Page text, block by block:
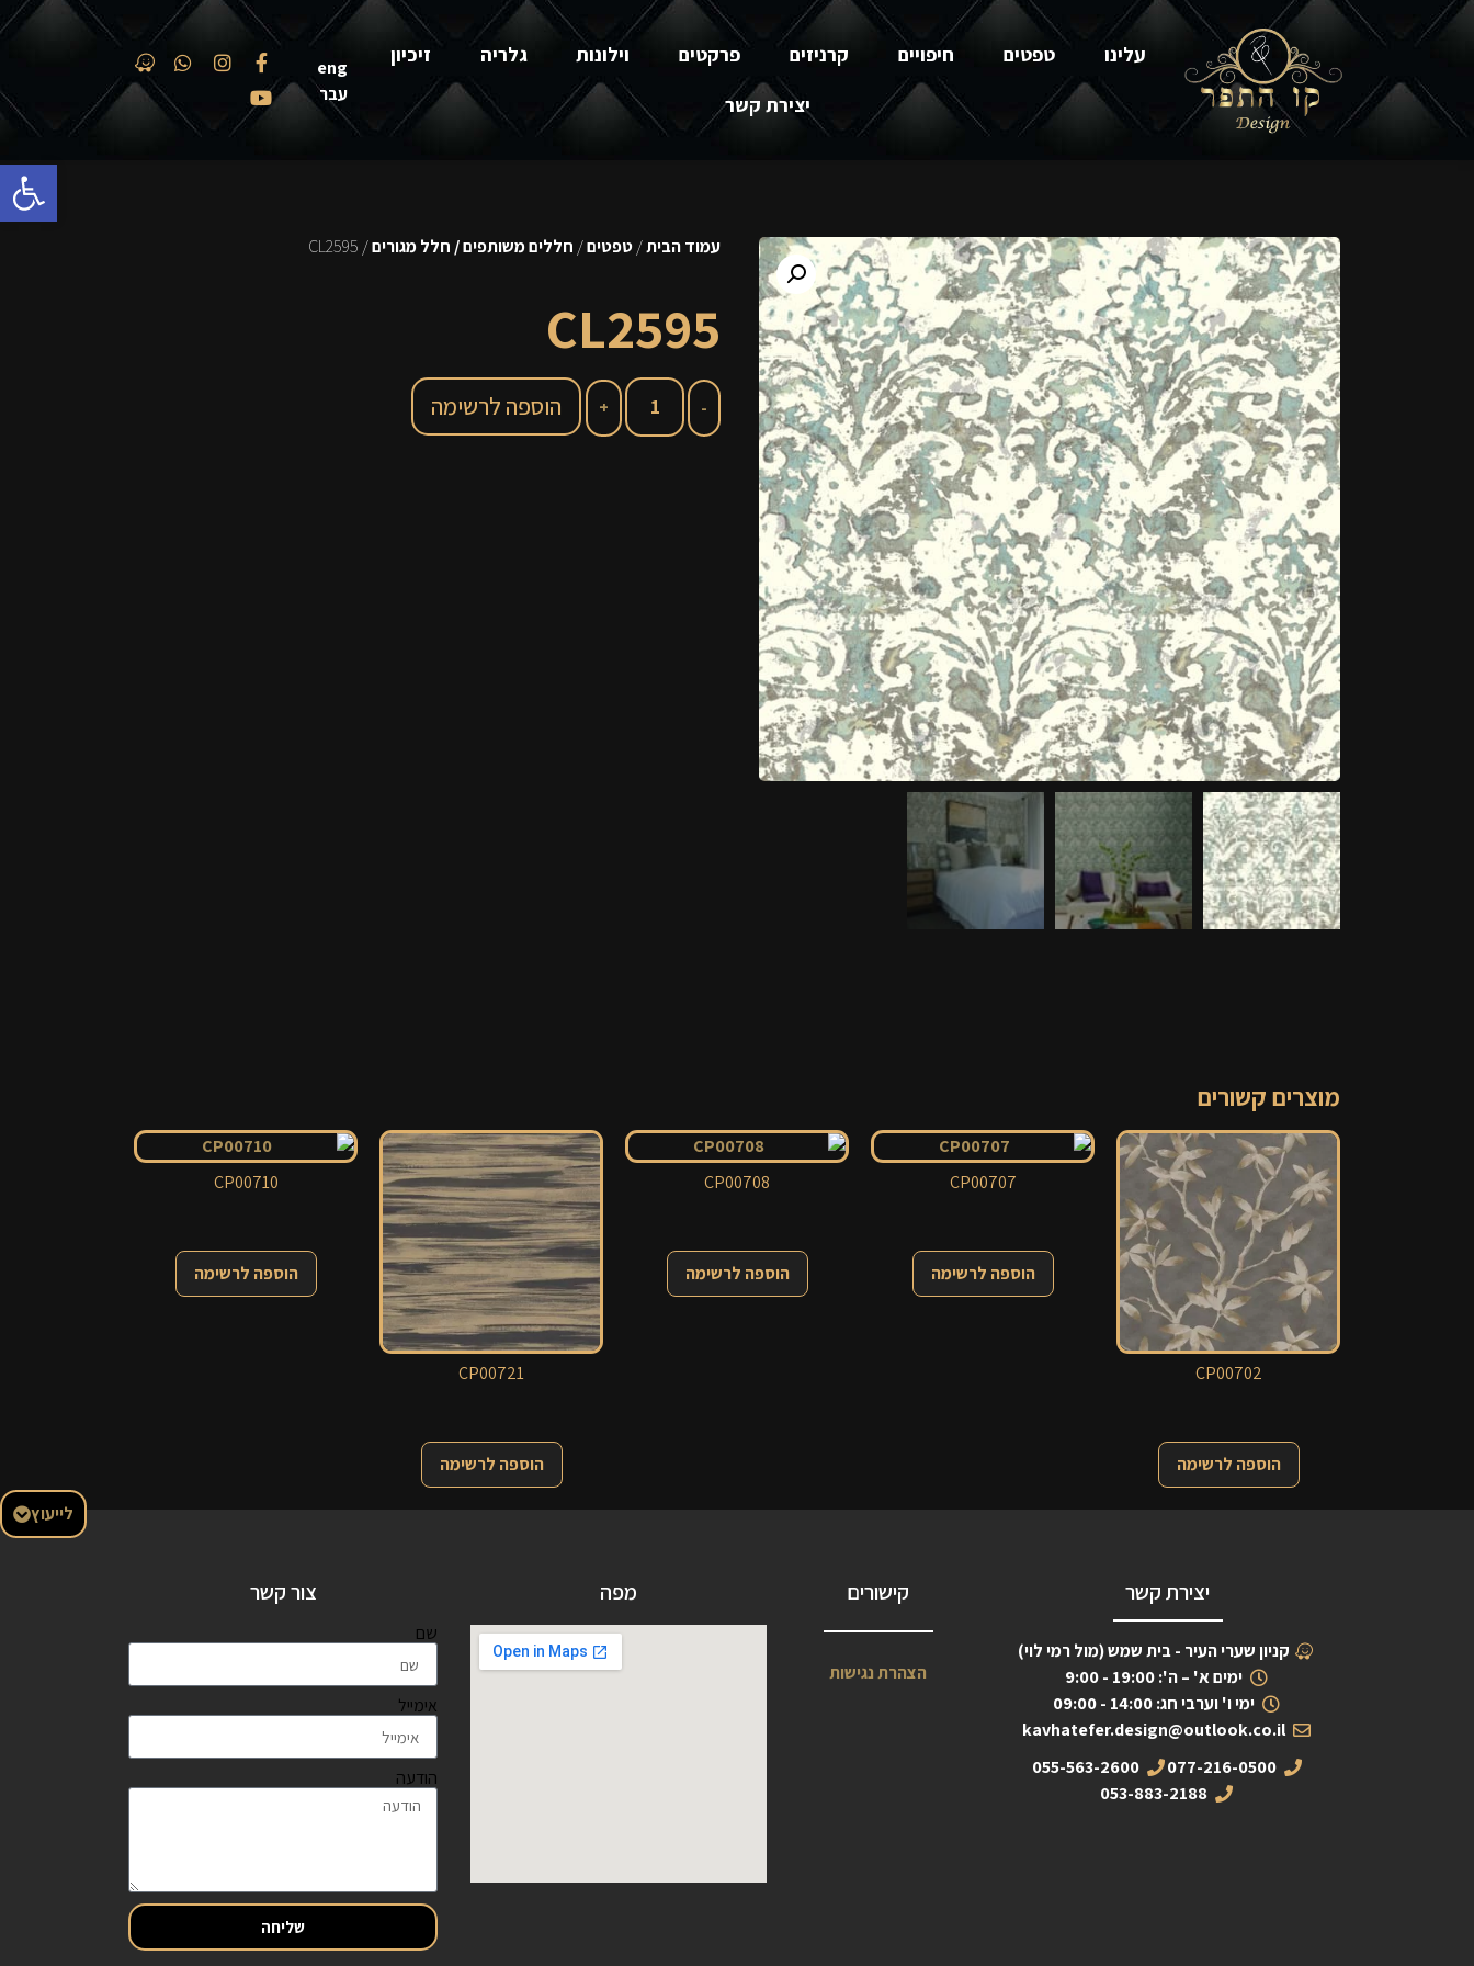
פתח
עלינו טפטים חיפויים קרניזים פרקטים וילונות גלריה
זיכיון
יצירת קשר
לייעוץ
eng
עבר
עמוד הבית/טפטים/ חללים משותפים / חלל מגורים/ CL2595
CL2595
הוספה לרשימה
מוצרים קשורים
CP00702
הוספה לרשימה
CP00707
הוספה לרשימה
CP00708
הוספה לרשימה
CP00721
הוספה לרשימה
CP00710
הוספה לרשימה
יצירת קשר
קניון שערי העיר - בית שמש (מול רמי לוי)
ימים א' – ה': 19:00 - 9:00
ימי ו' וערבי חג: 14:00 - 09:00
kavhatefer.design@outlook.co.il
077-216-0500
055-563-2600
053-883-2188
קישורים
הצהרת נגישות
מפה צור קשר
שם
אימייל
הודעה
שליחה